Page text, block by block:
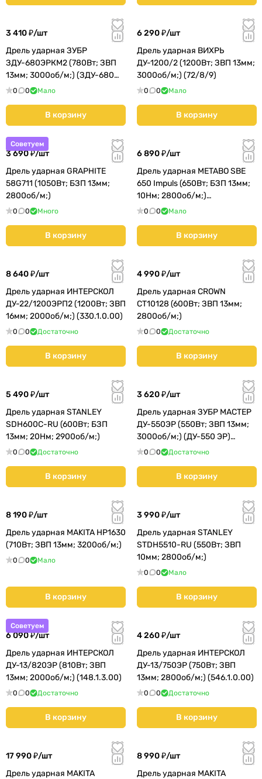
3 410 ₽/шт
Дрель ударная ЗУБР
ЗДУ-680ЭРКМ2 (780Вт; ЗВП
13мм; 3000об/м;) (ЗДУ-680
ЭРКМ2) КМС01
0 0 Мало
В корзину
6 290 ₽/шт
Дрель ударная ВИХРЬ
ДУ-1200/2 (1200Вт; ЗВП 13мм;
3000об/м;) (72/8/9)
0 0 Мало
В корзину
Советуем
3 690 ₽/шт
Дрель ударная GRAPHITE
58G711 (1050Вт; БЗП 13мм;
2800об/м;)
0 0 Много
В корзину
6 890 ₽/шт
Дрель ударная METABO SBE
650 Impuls (650Вт; БЗП 13мм;
10Нм; 2800об/м;)
(600743000)
0 0 Мало
В корзину
8 640 ₽/шт
Дрель ударная ИНТЕРСКОЛ
ДУ-22/1200ЭРП2 (1200Вт; ЗВП
16мм; 2000об/м;) (330.1.0.00)
0 0 Достаточно
В корзину
4 990 ₽/шт
Дрель ударная CROWN
CT10128 (600Вт; ЗВП 13мм;
2800об/м;)
0 0 Достаточно
В корзину
5 490 ₽/шт
Дрель ударная STANLEY
SDH600C-RU (600Вт; БЗП
13мм; 20Нм; 2900об/м;)
0 0 Достаточно
В корзину
3 620 ₽/шт
Дрель ударная ЗУБР МАСТЕР
ДУ-550ЭР (550Вт; ЗВП 13мм;
3000об/м;) (ДУ-550 ЭР)
КМС01
0 0 Достаточно
В корзину
8 190 ₽/шт
Дрель ударная MAKITA HP1630
(710Вт; ЗВП 13мм; 3200об/м;)
0 0 Мало
В корзину
3 990 ₽/шт
Дрель ударная STANLEY
STDH5510-RU (550Вт; ЗВП
10мм; 2800об/м;)
0 0 Мало
В корзину
Советуем
6 090 ₽/шт
Дрель ударная ИНТЕРСКОЛ
ДУ-13/820ЭР (810Вт; ЗВП
13мм; 2000об/м;) (148.1.3.00)
0 0 Достаточно
В корзину
4 260 ₽/шт
Дрель ударная ИНТЕРСКОЛ
ДУ-13/750ЭР (750Вт; ЗВП
13мм; 2800об/м;) (546.1.0.00)
0 0 Достаточно
В корзину
17 990 ₽/шт
Дрель ударная MAKITA
8 990 ₽/шт
Дрель ударная MAKITA